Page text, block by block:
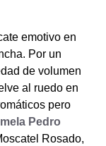
emotivo en
Por un
de volumen
al ruedo en
pero
Pedro
Rosado,